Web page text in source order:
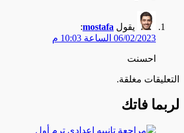
يقول mostafa
:
06/02/2023 الساعة 10:03 م
احسنت
التعليقات مغلقة.
لربما فاتك